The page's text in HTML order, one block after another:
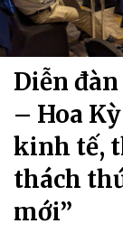
Diễn
– Hoa
kinh tế,
thách
mới”